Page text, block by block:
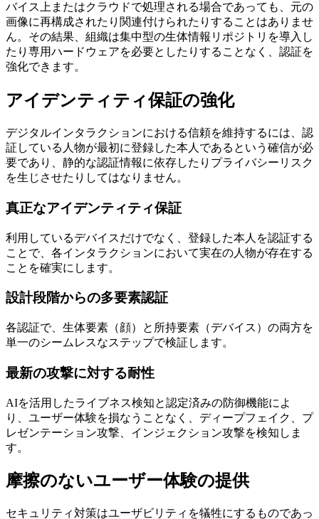
バイス上またはクラウドで処理される場合であっても、元の
画像に再構成されたり関連付けられたりすることはありませ
ん。その結果、組織は集中型の生体情報リポジトリを導入し
たり専用ハードウェアを必要としたりすることなく、認証を
強化できます。
アイデンティティ保証の強化
デジタルインタラクションにおける信頼を維持するには、認
証している人物が最初に登録した本人であるという確信が必
要であり、静的な認証情報に依存したりプライバシーリスク
を生じさせたりしてはなりません。
真正なアイデンティティ保証
利用しているデバイスだけでなく、登録した本人を認証する
ことで、各インタラクションにおいて実在の人物が存在する
ことを確実にします。
設計段階からの多要素認証
各認証で、生体要素（顔）と所持要素（デバイス）の両方を
単一のシームレスなステップで検証します。
最新の攻撃に対する耐性
AIを活用したライブネス検知と認定済みの防御機能によ
り、ユーザー体験を損なうことなく、ディープフェイク、プ
レゼンテーション攻撃、インジェクション攻撃を検知しま
す。
摩擦のないユーザー体験の提供
セキュリティ対策はユーザビリティを犠牲にするものであっ